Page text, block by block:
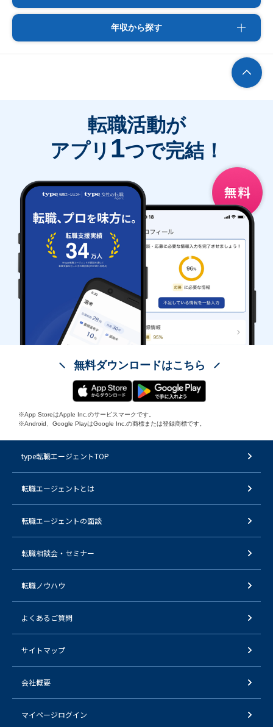
年収から探す
転職活動が
アプリ 1つで完結！
無料ダウンロードはこちら
※App StoreはApple Inc.のサービスマークです。
※Android、Google PlayはGoogle Inc.の商標または登録商標です。
type転職エージェントTOP
転職エージェントとは
転職エージェントの面談
転職相談会・セミナー
転職ノウハウ
よくあるご質問
サイトマップ
会社概要
マイページログイン